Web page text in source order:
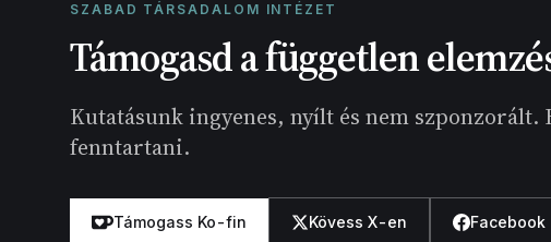
SZABAD TÁRSADALOM INTÉZET
Támogasd a független
Kutatásunk ingyenes, nyílt és nem szponzorált.
fenntartani.
Támogass Ko-fin Kövess X-en Facebook